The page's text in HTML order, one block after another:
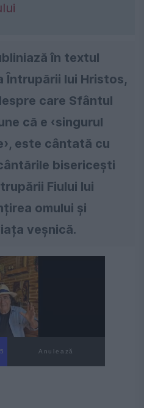
în textul
Întrupării lui Hristos,
care Sfântul
că e ‹singurul
este cântată cu
bisericești
Fiului lui
omului și
veșnică.
Anulează